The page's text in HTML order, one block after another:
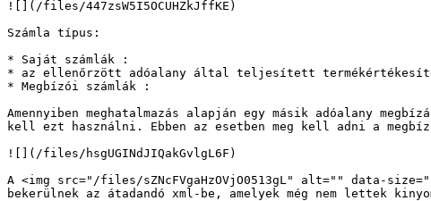
![](/files/447zsW5I5OCUHZkJffKE)
Számla típus:
* Saját számlák :
* az ellenőrzött adóalany által teljesített
* Megbízói számlák :
Amennyiben meghatalmazás alapján egy másik adóalany
kell ezt használni. Ebben az esetben meg kell adni a
![](/files/hsgUGINdJIQakGvlgL6F)
A <img src="/files/sZNcFVgaHzOVjO0513gL" alt="" data-
bekerülnek az átadandó xml-be, amelyek még nem lettek